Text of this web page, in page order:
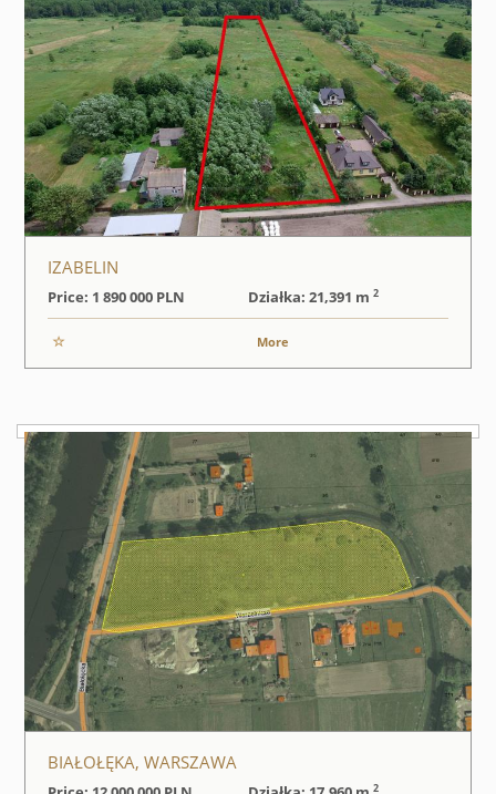
IZABELIN
Price: 1 890 000 PLN Działka: 21,391 m 2
More
BIAŁOŁĘKA, WARSZAWA
2